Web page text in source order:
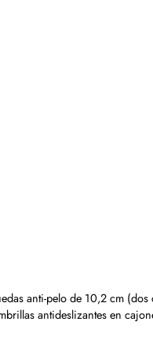
anti-pelo de 10,2 cm
antideslizantes en